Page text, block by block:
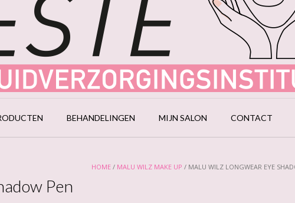
BEHANDELINGEN MIJN SALON CONTACT
HOME / MALU WILZ MAKE UP / MALU WILZ LONGWEAR EYE
Pen